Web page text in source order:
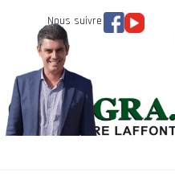
Nous suivre